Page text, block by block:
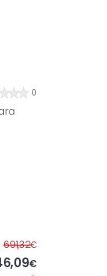
0
691,32€Antes
€